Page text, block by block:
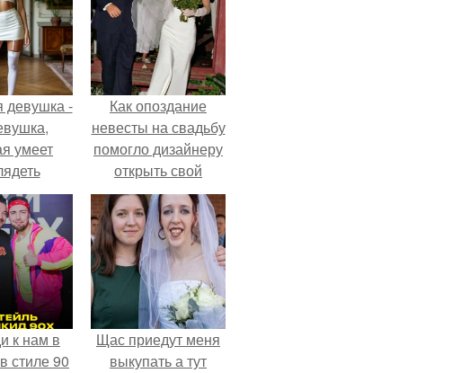
девушка -
умеет
и
в любои
Как опоздание
невесты на свадьбу
помогло дизайнеру
открыть свой
бренд.
к нам в
стиле 90
Щас приедут меня
выкупать а тут